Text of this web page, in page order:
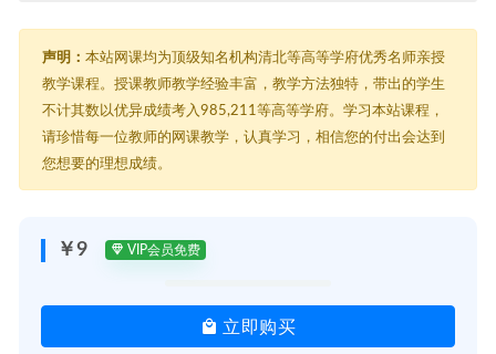
├─ 发刊词：明星减肥专家教你科学瘦身不复胖.mp4
├─ 第01节：没吃晚餐，还瘦不下来，身体热量都去哪儿了？.mp4
├─ 第03节：徐若瑄、小S的明星瘦身食谱大公开.mp4
├─ 第04节：轻断食：两种轻断食方法，轻松瘦身无压力.mp4
├─ 第05节：宿便：减肥的有形拖累.mp4
├─ 第06节：排宿便有诀窍，三个方法轻松瘦。.mp4
├─ 第10节：强效局部瘦身术：泡个澡就能瘦.mp4
├─ 第11节：有氧无氧大不同，别让蝴蝶袖“出卖”你的年龄.mp4
├─ 第13节：大餐过后不爆肥的独家减肥秘籍.mp4
├─ 第14节：为什么睡眠不好的人肥胖率越高.mp4
├─ 第15节：醒来就变瘦的睡前绝招.mp4
声明： 本站网课均为顶级知名机构清北等高等学府优秀名师亲授
教学课程。授课教师教学经验丰富，教学方法独特，带出的学生
不计其数以优异成绩考入985,211等高等学府。学习本站课程，
请珍惜每一位教师的网课教学，认真学习，相信您的付出会达到
您想要的理想成绩。
￥9 VIP会员免费
立即购买